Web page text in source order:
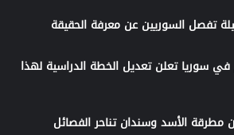
تفصل السوريين عن معرفة الحقيقة
في سوريا تعلن تعديل الخطة الدراسية لهذا
مطرقة الأسد وسندان تناحر الفصائل